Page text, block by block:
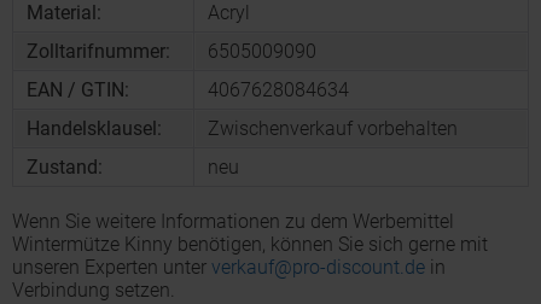
Material:
Acryl
Zolltarifnummer:
6505009090
EAN / GTIN:
4067628084634
Handelsklausel:
Zwischenverkauf vorbehalten
Zustand:
neu
Wenn Sie weitere Informationen zu dem Werbemittel
Wintermütze Kinny benötigen, können Sie sich gerne mit
unseren Experten unter verkauf@pro-discount.de in
Verbindung setzen.